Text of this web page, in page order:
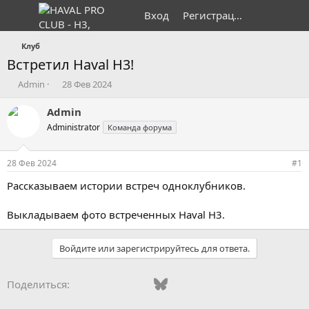
Вход Регистрация
Клуб
Встретил Haval H3!
А
т
т
е
м
ы
Admin
Д
т
а
н
а
л
28 Фев 2024
Admin
Administrator Команда форума
28 Фев 2024 #1
Рассказываем истории встреч одноклубников.
Выкладываем фото встреченных Haval H3.
Войдите или зарегистрируйтесь для ответа.
Поделиться: Odnoklassniki
Mail.ruBluesky